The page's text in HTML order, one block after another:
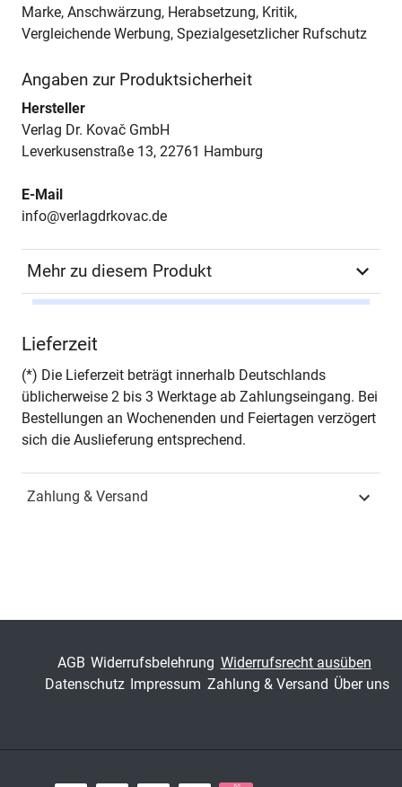
Marke, Anschwärzung, Herabsetzung, Kritik,
Vergleichende Werbung, Spezialgesetzlicher Rufschutz
Angaben zur Produktsicherheit
Hersteller
Verlag Dr. Kovač GmbH
Leverkusenstraße 13, 22761 Hamburg
E-Mail
info@verlagdrkovac.de
Mehr zu diesem Produkt
Seiten
Jahr Hamburg 2013
ISBN 978-3-8300-7174-7
Urheberrecht
Lieferzeit
(*) Die Lieferzeit beträgt innerhalb Deutschlands
üblicherweise 2 bis 3 Werktage ab Zahlungseingang. Bei
Bestellungen an Wochenenden und Feiertagen verzögert
sich die Auslieferung entsprechend.
Zahlung & Versand
AGB Widerrufsbelehrung Widerrufsrecht ausüben
Datenschutz Impressum Zahlung & Versand Über uns